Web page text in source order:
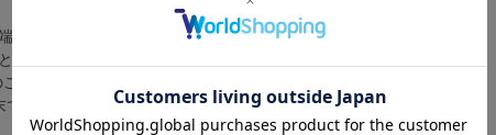
末へのダウンロード機能やオフラインでの閲覧機能はございません。
なります。
利用をおすすめいたします。
で閲覧できるかを必ずご確認ください。